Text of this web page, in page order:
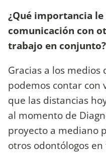
¿Qué importancia
comunicación con
trabajo en conjunto?
Gracias a los medios
podemos contar con
que las distancias
al momento de
proyecto a mediano
otros odontólogos